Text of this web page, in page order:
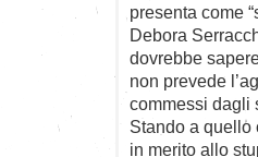
presenta come
Debora
dovrebbe
non prevede
commessi dagli
Stando a quello
in merito allo